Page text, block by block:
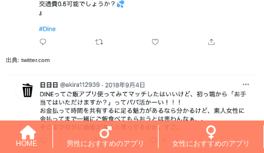
HOME 男性におすすめのアプリ 女性におすすめのアプリ
出典: twitter.com